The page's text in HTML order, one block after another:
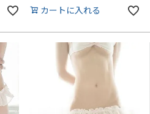
カートに入れる